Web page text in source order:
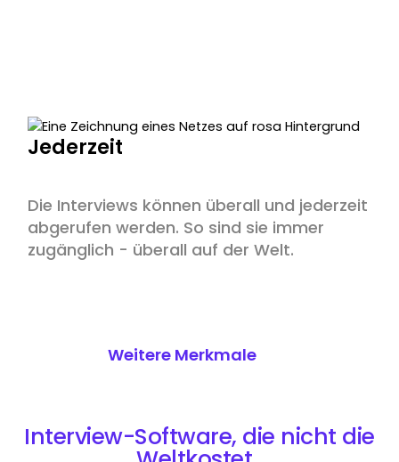
Jederzeit
Die Interviews können überall und jederzeit
abgerufen werden. So sind sie immer
zugänglich - überall auf der Welt.
Weitere Merkmale
Interview-Software, die nicht die